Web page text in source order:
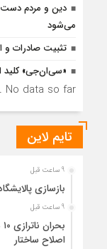
دین و مردم دست
می‌شود
تثبیت صادرات و
«سی‌ان‌جی» کلید
No data so far.
تایم لاین
9 ساعت قبل
بازسازی
9 ساعت قبل
اصلاح ساختار